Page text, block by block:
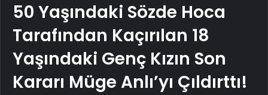
50 Yaşındaki Sözde Hoca
Tarafından Kaçırılan 18
Yaşındaki Genç Kızın Son
Kararı Müge Anlı’yı Çıldırttı!